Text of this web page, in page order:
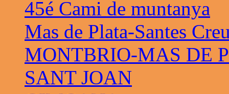
45é Cami de muntanya
Mas de Plata-Santes
MONTBRIO-MAS DE
SANT JOAN